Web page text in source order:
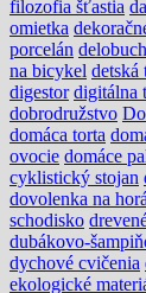
filozofia šťastia
omietka
porcelán delobuch
na bicykel
digestor digitálna
dobrodružstvo
domáca torta
ovocie domáce
cyklistický stojan
dovolenka na
schodisko
dubákovo-
dychové cvičenia
ekologické